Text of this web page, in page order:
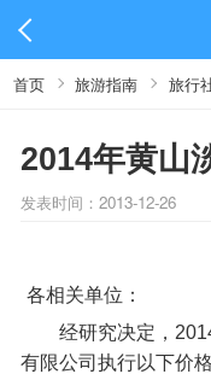
首页 旅游指南 旅行
2014年黄山
发表时间：2013-12-26
各相关单位：
经研究决定，
有限公司执行以下价